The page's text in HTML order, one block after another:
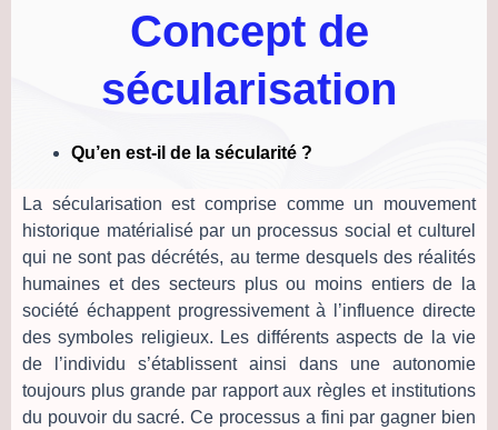
Concept de
sécularisation
Qu’en est-il de la sécularité ?
La sécularisation est comprise comme un mouvement
historique matérialisé par un processus social et culturel
qui ne sont pas décrétés, au terme desquels des réalités
humaines et des secteurs plus ou moins entiers de la
société échappent progressivement à l’influence directe
des symboles religieux. Les différents aspects de la vie
de l’individu s’établissent ainsi dans une autonomie
toujours plus grande par rapport aux règles et institutions
du pouvoir du sacré. Ce processus a fini par gagner bien